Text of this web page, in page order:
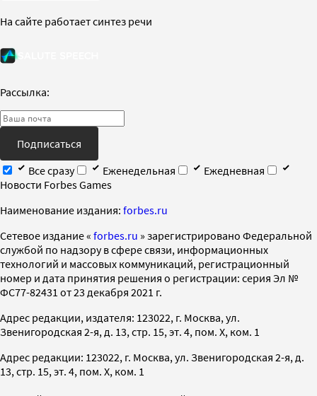
На сайте работает синтез речи
Рассылка:
Подписаться
Все сразу
Еженедельная
Ежедневная
Новости Forbes Games
Наименование издания: forbes.ru
Cетевое издание « forbes.ru » зарегистрировано Федеральной
службой по надзору в сфере связи, информационных
технологий и массовых коммуникаций, регистрационный
номер и дата принятия решения о регистрации: серия Эл №
ФС77-82431 от 23 декабря 2021 г.
Адрес редакции, издателя: 123022, г. Москва, ул.
Звенигородская 2-я, д. 13, стр. 15, эт. 4, пом. X, ком. 1
Адрес редакции: 123022, г. Москва, ул. Звенигородская 2-я, д.
13, стр. 15, эт. 4, пом. X, ком. 1